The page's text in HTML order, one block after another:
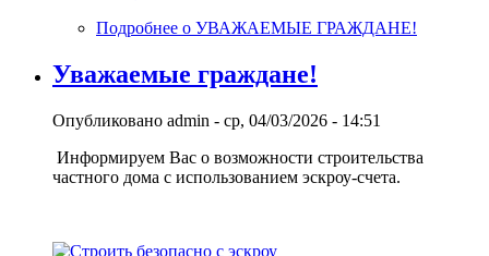
Подробнее о УВАЖАЕМЫЕ ГРАЖДАНЕ!
Уважаемые граждане!
Опубликовано admin - ср, 04/03/2026 - 14:51
Информируем Вас о возможности строительства
частного дома с использованием эcкроу-счета.